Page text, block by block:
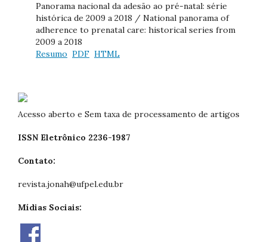
Panorama nacional da adesão ao pré-natal: série
histórica de 2009 a 2018 / National panorama of
adherence to prenatal care: historical series from
2009 a 2018
Resumo PDF HTML
Acesso aberto e Sem taxa de processamento de artigos
ISSN Eletrônico 2236-1987
Contato:
revista.jonah@ufpel.edu.br
Mídias Sociais: